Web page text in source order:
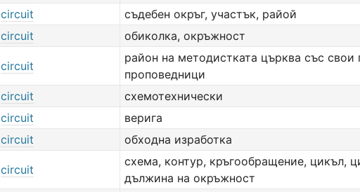
circuit
съдебен окръг, участък, райой
circuit
обиколка, окръжност
circuit
район на методистката църква със свои
проповедници
circuit
схемотехнически
circuit
верига
circuit обходна изработка
circuit
схема, контур, кръгообращение, цикъл,
дължина на окръжност